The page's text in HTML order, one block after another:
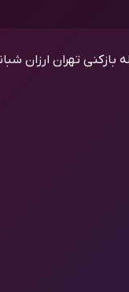
بازکنی تهران ارزان شبانه روزی